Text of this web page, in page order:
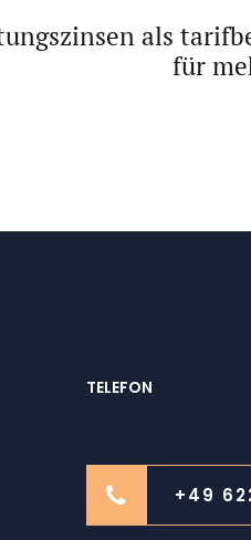
als
für
TELEFON
+49